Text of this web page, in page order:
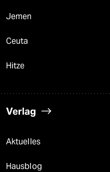
Jemen
Ceuta
Hitze
Verlag
Aktuelles
Hausblog